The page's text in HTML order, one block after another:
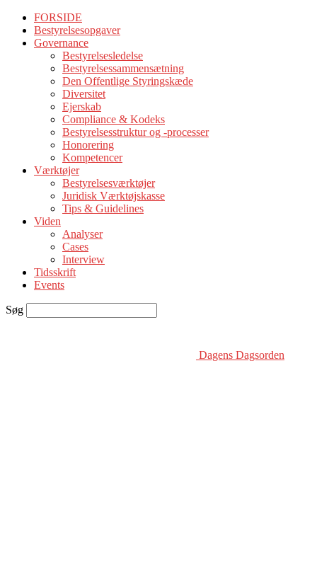
FORSIDE
Bestyrelsesopgaver
Governance
Bestyrelsesledelse
Bestyrelsessammensætning
Den Offentlige Styringskæde
Diversitet
Ejerskab
Compliance & Kodeks
Bestyrelsesstruktur og -processer
Honorering
Kompetencer
Værktøjer
Bestyrelsesværktøjer
Juridisk Værktøjskasse
Tips & Guidelines
Viden
Analyser
Cases
Interview
Tidsskrift
Events
Søg
Dagens Dagsorden